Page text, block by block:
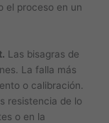
el proceso en un
Las bisagras de
La falla más
o calibración.
resistencia de lo
o en la